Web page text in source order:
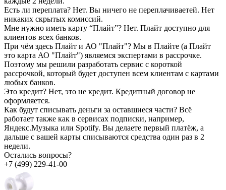
Есть ли переплата? Нет. Вы ничего не переплачиваетей. Нет
никаких скрытых комиссий.
Мне нужно иметь карту “Плайт”? Нет. Плайт доступно для
клиентов всех банков.
При чём здесь Плайт и АО "Плайт"? Мы в Плайте (а Плайт
это карта АО "Плайт") являемся экспертами в рассрочке.
Поэтому мы решили разработать сервис с короткой
рассрочкой, который будет доступен всем клиентам с картами
любых банков.
Это кредит? Нет, это не кредит. Кредитный договор не
оформляется.
Как будут списывать деньги за оставшиеся части? Всё
работает также как в сервисах подписки, например,
Яндекс.Музыка или Spotify. Вы делаете первый платёж, а
дальше с вашей карты списываются средства один раз в 2
недели.
Остались вопросы?
+7 (499) 229-41-00